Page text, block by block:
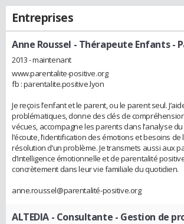
Entreprises
Anne Roussel - Thérapeute Enfants -
2013 - maintenant
www.parentalite-positive.org
fb : ​parentalite.positive.lyon
Je reçois l’enfant et le parent, ou le parent seul.
problématiques, donne des clés de
vécues, accompagne les parents dans l’analyse
l’écoute, l’identification des émotions et besoins de
résolution d’un problème. Je transmets aussi aux
d’intelligence émotionnelle et de parentalité
concrètement dans leur vie familiale du quotidien.
anne.roussel@parentalité-positive.org
ALTEDIA - Consultante - Gestion de